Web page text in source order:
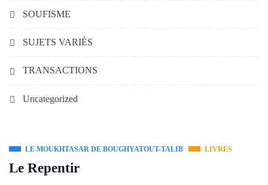
SOUFISME
SUJETS VARIÉS
TRANSACTIONS
Uncategorized
LE MOUKHTASAR DE BOUGHYATOUT-TALIB LIVRES
Le Repentir